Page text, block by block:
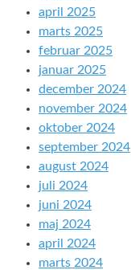
april 2025
marts 2025
februar 2025
januar 2025
december 2024
november 2024
oktober 2024
september 2024
august 2024
juli 2024
juni 2024
maj 2024
april 2024
marts 2024